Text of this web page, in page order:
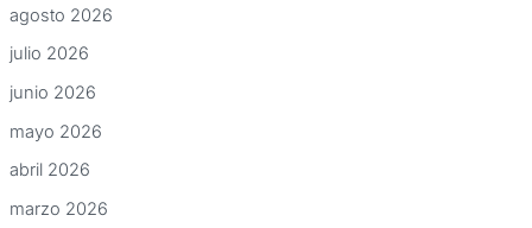
agosto 2026
julio 2026
junio 2026
mayo 2026
abril 2026
marzo 2026